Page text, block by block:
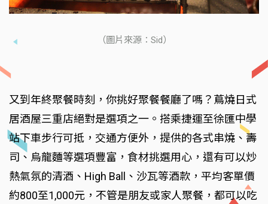
（圖片來源：Sid）
又到年終聚餐時刻，你挑好聚餐餐廳了嗎？蔦燒日式
居酒屋三重店絕對是選項之一。搭乘捷運至徐匯中學
站下車步行可抵，交通方便外，提供的各式串燒、壽
司、烏龍麵等選項豐富，食材挑選用心，還有可以炒
熱氣氛的清酒、High Ball、沙瓦等酒款，平均客單價
約800至1,000元，不管是朋友或家人聚餐，都可以吃